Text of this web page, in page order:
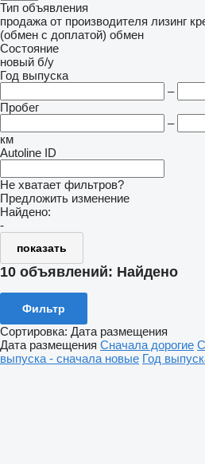
Тип объявления
продажа от производителя лизинг
(обмен с доплатой) обмен
Состояние
новый б/у
Год выпуска
–
Пробег
–
км
Autoline ID
Не хватает фильтров?
Предложить изменение
Найдено:
-
показать
10 объявлений: Найдено
Фильтр
Сортировка: Дата размещения
Дата размещения Сначала дорогие
выпуска - сначала новые Год